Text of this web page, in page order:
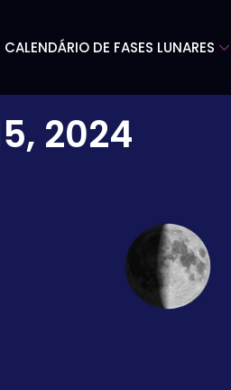
CALENDÁRIO DE FASES LUNARES
2024